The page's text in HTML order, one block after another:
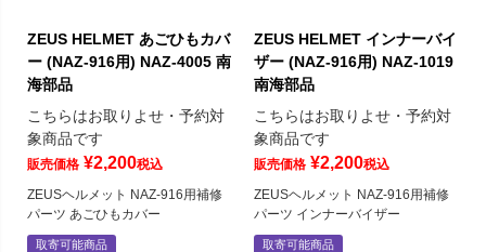
ZEUS HELMET あごひもカバ
ー (NAZ-916用) NAZ-4005 南
海部品
こちらはお取りよせ・予約対
象商品です
販売価格 ¥2,200税込
ZEUSヘルメット NAZ-916用補修
パーツ あごひもカバー
取寄可能商品
ZEUS HELMET インナーバイ
ザー (NAZ-916用) NAZ-1019
南海部品
こちらはお取りよせ・予約対
象商品です
販売価格 ¥2,200税込
ZEUSヘルメット NAZ-916用補修
パーツ インナーバイザー
取寄可能商品